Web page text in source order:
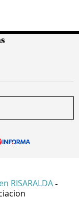
RISARALDA -